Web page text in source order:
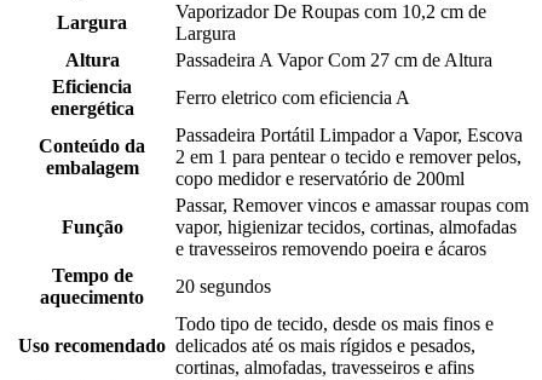
Largura
Vaporizador De Roupas com 10,2 cm de
Largura
Altura
Passadeira A Vapor Com 27 cm de Altura
Eficiencia
energética
Ferro eletrico com eficiencia A
Conteúdo da
embalagem
Passadeira Portátil Limpador a Vapor, Escova
2 em 1 para pentear o tecido e remover pelos,
copo medidor e reservatório de 200ml
Função
Passar, Remover vincos e amassar roupas com
vapor, higienizar tecidos, cortinas, almofadas
e travesseiros removendo poeira e ácaros
Tempo de
aquecimento
20 segundos
Uso recomendado
Todo tipo de tecido, desde os mais finos e
delicados até os mais rígidos e pesados,
cortinas, almofadas, travesseiros e afins